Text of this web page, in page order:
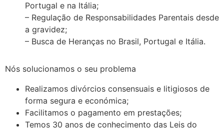
Portugal e na Itália;
– Regulação de Responsabilidades Parentais desde
a gravidez;
– Busca de Heranças no Brasil, Portugal e Itália.
Nós solucionamos o seu problema
Realizamos divórcios consensuais e litigiosos de
forma segura e económica;
Facilitamos o pagamento em prestações;
Temos 30 anos de conhecimento das Leis do